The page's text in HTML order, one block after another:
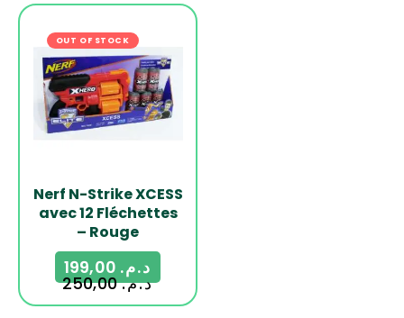
OUT OF STOCK -20%
Nerf N-Strike XCESS
avec 12 Fléchettes
– Rouge
د.م.250,00
د.م.